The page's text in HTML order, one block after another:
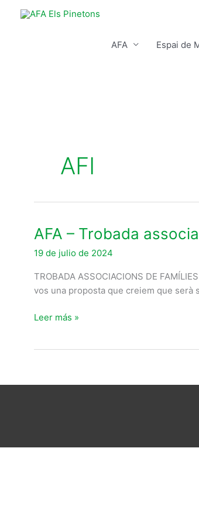
AFA
Espai de
AFI
AFA – Trobada
19 de julio de 2024
TROBADA ASSOCIACIONS DE
vos una proposta que creiem que serà
AFA
Trobada
associacions
de
Leer más »